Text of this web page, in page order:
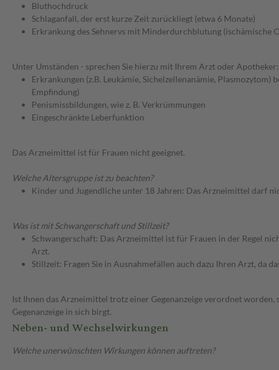
Bluthochdruck
Schlaganfall, der erst kurze Zeit zurückliegt (etwa 6 Monate)
Erkrankung des Sehnervs mit Minderdurchblutung (ischämische
Unter Umständen - sprechen Sie hierzu mit Ihrem Arzt oder Apotheker:
Erkrankungen (z.B. Leukämie, Sichelzellenanämie,
Empfindung)
Penismissbildungen, wie z. B. Verkrümmungen
Eingeschränkte Leberfunktion
Das Arzneimittel ist für Frauen nicht geeignet.
Welche Altersgruppe ist zu beachten?
Kinder und Jugendliche unter 18 Jahren: Das Arzneimittel darf
Was ist mit Schwangerschaft und Stillzeit?
Schwangerschaft: Das Arzneimittel ist für Frauen in der Regel
Arzt.
Stillzeit: Fragen Sie in Ausnahmefällen auch dazu Ihren Arzt, da
Ist Ihnen das Arzneimittel trotz einer Gegenanzeige verordnet
Gegenanzeige in sich birgt.
Neben- und Wechselwirkungen
Welche unerwünschten Wirkungen können auftreten?